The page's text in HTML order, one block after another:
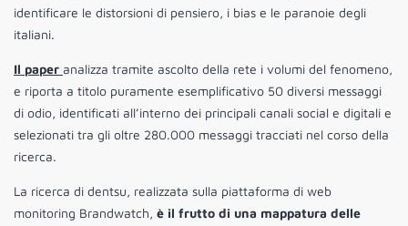
identificare le distorsioni di pensiero, i bias e le paranoie degli
italiani.
Il paper analizza tramite ascolto della rete i volumi del fenomeno,
e riporta a titolo puramente esemplificativo 50 diversi messaggi
di odio, identificati all’interno dei principali canali social e digitali e
selezionati tra gli oltre 280.000 messaggi tracciati nel corso della
ricerca.
La ricerca di dentsu, realizzata sulla piattaforma di web
monitoring Brandwatch, è il frutto di una mappatura delle